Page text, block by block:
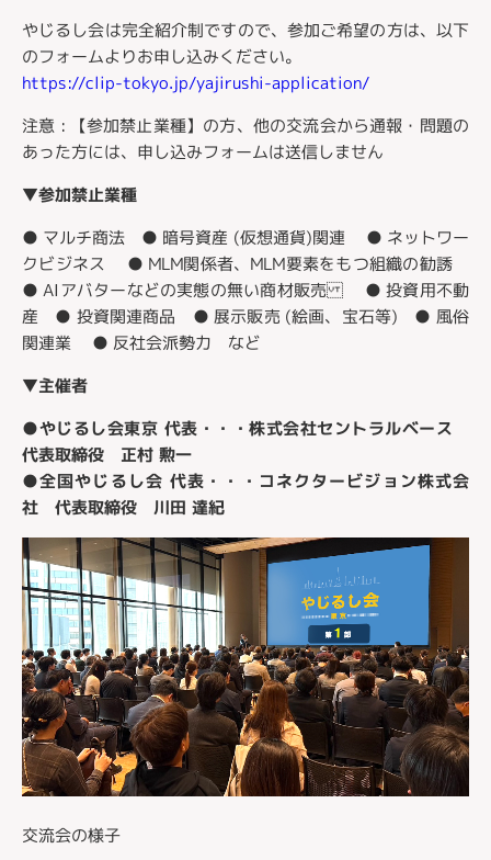
やじるし会は完全紹介制ですので、参加ご希望の方は、以下
のフォームよりお申し込みください。
https://clip-tokyo.jp/yajirushi-application/
注意 : 【参加禁止業種】の方、他の交流会から通報・問題の
あった方には、申し込みフォームは送信しません
▼参加禁止業種
● マルチ商法 ● 暗号資産 (仮想通貨)関連 ● ネットワー
クビジネス ● MLM関係者、MLM要素をもつ組織の勧誘
● AIアバターなどの実態の無い商材販売 ● 投資用不動
産 ● 投資関連商品 ● 展示販売 (絵画、宝石等) ● 風俗
関連業 ● 反社会派勢力 など
▼主催者
●やじるし会東京 代表・・・株式会社セントラルベース
代表取締役 正村 勲一
●全国やじるし会 代表・・・コネクタービジョン株式会
社 代表取締役 川田 達紀
交流会の様子